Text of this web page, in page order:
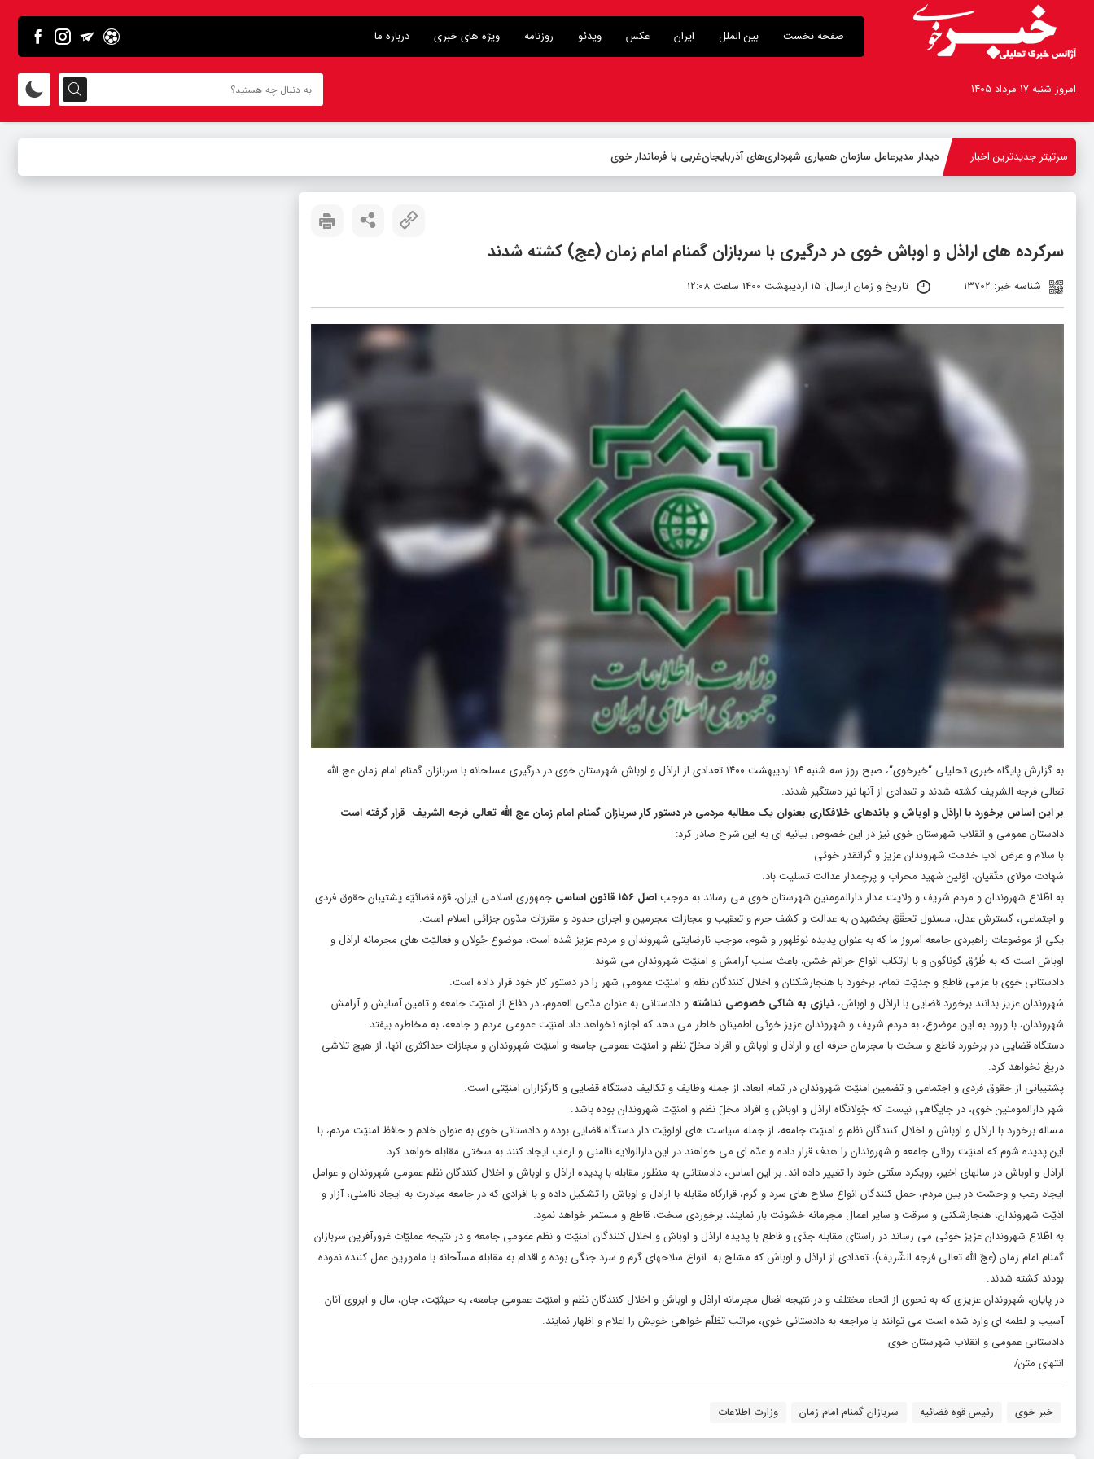
صفحه نخست بین الملل ایران عکس ویدئو روزنامه ویژه های خبری درباره ما
امروز شنبه ۱۷ مرداد ۱۴۰۵
سرتیتر جدیدترین اخبار -
سرکرده های اراذل و اوباش خوی در درگیری با سربازان گمنام امام زمان (عج) کشته شدند
شناسه خبر: 13702 تاریخ و زمان ارسال: 15 اردیبهشت 1400 ساعت 12:08
به گزارش پایگاه خبری تحلیلی “خبرخوی
“، صبح روز سه شنبه ۱۴ اردیبهشت ۱۴۰۰ تعدادی از اراذل و اوباش شهرستان خوی در درگیری مسلحانه با سربازان گمنام امام زمان عج الله
تعالی فرجه الشریف کشته شدند و تعدادی از آنها نیز دستگیر شدند.
بر این اساس برخورد با اراذل و اوباش و باندهای خلافکاری بعنوان یک مطالبه مردمی در دستور کار سربازان گمنام امام زمان عج الله تعالی فرجه الشریف قرار گرفته است
دادستان عمومی و انقلاب شهرستان خوی نیز در این خصوص بیانیه ای به این شرح صادر کرد:
با سلام و عرض ادب خدمت شهروندان عزیز و گرانقدر خوئی
شهادت مولای متّقیان، اوّلین شهید محراب و پرچمدار عدالت تسلیت باد.
به اطّلاع شهروندان و مردم شریف و ولایت مدار دارالمومنین شهرستان خوی می رساند به موجباصل ۱۵۶ قانون اساسی
جمهوری اسلامی ایران، قوّه قضائیّه پشتیبان حقوق فردی
و اجتماعی، گسترش عدل، مسئول تحقّق بخشیدن به عدالت و کشف جرم و تعقیب و مجازات مجرمین و اجرای حدود و مقررّات مدّون جزائی اسلام است.
یکی از موضوعات راهبردی جامعه امروز ما که به عنوان پدیده نوظهور و شوم، موجب نارضایتی شهروندان و مردم عزیز شده است، موضوع جُولان و فعالیّت های مجرمانه اراذل و
اوباش است که به طُرُق گوناگون و با ارتکاب انواع جرائم خشن، باعث سلب آرامش و امنیّت شهروندان می شوند.
دادستانی خوی با عزمی قاطع و جدیّت تمام، برخورد با هنجارشکنان و اخلال کنندگان نظم و امنیّت عمومی شهر را در دستور کار خود قرار داده است.
شهروندان عزیز بدانند برخورد قضایی با اراذل و اوباش، نیازی به شاکی خصوصی نداشته و دادستانی به عنوان مدّعی العموم، در دفاع از امنیّت جامعه و تامین آسایش و آرامش
شهروندان، با ورود به این موضوع، به مردم شریف و شهروندان عزیز خوئی اطمینان خاطر می دهد که اجازه نخواهد داد امنیّت عمومی مردم و جامعه، به مخاطره بیفتد‌.
دستگاه قضایی در برخورد قاطع و سخت با مجرمان حرفه ای و اراذل و اوباش و افراد مخلّ نظم و امنیّت عمومی جامعه و امنیّت شهروندان و مجازات حداکثری آنها، از هیچ تلاشی
دریغ نخواهد کرد.
پشتیبانی از حقوق فردی و اجتماعی و تضمین امنیّت شهروندان در تمام ابعاد، از جمله وظایف و تکالیف دستگاه قضایی و کارگزاران امنیّتی است.
شهر دارالمومنین خوی، در جایگاهی نیست که جُولانگاه اراذل و اوباش و افراد مخلّ نظم و امنیّت شهروندان بوده باشد.
مساله برخورد با اراذل و اوباش و اخلال کنندگان نظم و امنیّت جامعه، از جمله سیاست های اولویّت دار دستگاه قضایی بوده و دادستانی خوی به عنوان خادم و حافظ امنیّت مردم، با
این پدیده شوم که امنیّت روانی جامعه و شهروندان را هدف قرار داده و عدّه ای می خواهند در این دارالولایه ناامنی و ارعاب ایجاد کنند به سختی مقابله خواهد کرد.
اراذل و اوباش در سالهای اخیر، رویکرد سنّتی خود را تغییر داده اند. بر این اساس، دادستانی به منظور مقابله با پدیده اراذل و اوباش و اخلال کنندگان نظم عمومی شهروندان و عوامل
ایجاد رعب و وحشت در بین مردم، حمل کنندگان انواع سلاح های سرد و گرم، قرارگاه مقابله با اراذل و اوباش را تشکیل داده و با افرادی که در جامعه مبادرت به ایجاد ناامنی، آزار و
اذیّت شهروندان، هنجارشکنی و سرقت و سایر اعمال مجرمانه خشونت بار نمایند، برخوردی سخت، قاطع و مستمر خواهد نمود.
به اطّلاع شهروندان عزیز خوئی می رساند در راستای مقابله جدّی و قاطع با پدیده اراذل و اوباش و اخلال کنندگان امنیّت و نظم عمومی جامعه و در نتیجه عملیّات غرورآفرین سربازان
گمنام امام زمان (عجّ اللّه تعالی فرجه الشّریف)، تعدادی از اراذل و اوباش که مسّلح به انواع سلاحهای گرم و سرد جنگی بوده و اقدام به مقابله مسلّحانه با مامورین عمل کننده نموده
بودند کشته شدند.
در پایان، شهروندان عزیزی که به نحوی از انحاء مختلف و در نتیجه افعال مجرمانه اراذل و اوباش و اخلال کنندگان نظم و امنیّت عمومی جامعه، به حیثیّت، جان، مال و آبروی آنان
آسیب و لطمه ای وارد شده است می توانند با مراجعه به دادستانی خوی، مراتب تظلّم خواهی خویش را اعلام و اظهار نمایند.
دادستانی عمومی و انقلاب شهرستان خوی
انتهای متن/
خبر خوی رئیس قوه قضائیه سربازان گمنام امام زمان وزارت اطلاعات